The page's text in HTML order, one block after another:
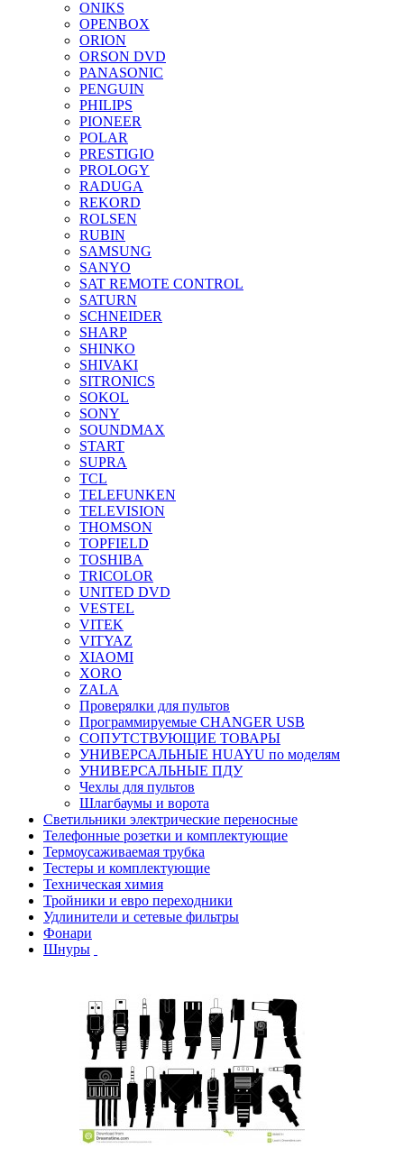
ONIKS
OPENBOX
ORION
ORSON DVD
PANASONIC
PENGUIN
PHILIPS
PIONEER
POLAR
PRESTIGIO
PROLOGY
RADUGA
REKORD
ROLSEN
RUBIN
SAMSUNG
SANYO
SAT REMOTE CONTROL
SATURN
SCHNEIDER
SHARP
SHINKO
SHIVAKI
SITRONICS
SOKOL
SONY
SOUNDMAX
START
SUPRA
TCL
TELEFUNKEN
TELEVISION
THOMSON
TOPFIELD
TOSHIBA
TRICOLOR
UNITED DVD
VESTEL
VITEK
VITYAZ
XIAOMI
XORO
ZALA
Проверялки для пультов
Программируемые CHANGER USB
СОПУТСТВУЮЩИЕ ТОВАРЫ
УНИВЕРСАЛЬНЫЕ HUAYU по моделям
УНИВЕРСАЛЬНЫЕ ПДУ
Чехлы для пультов
Шлагбаумы и ворота
Светильники электрические переносные
Телефонные розетки и комплектующие
Термоусаживаемая трубка
Тестеры и комплектующие
Техническая химия
Тройники и евро переходники
Удлинители и сетевые фильтры
Фонари
Шнуры